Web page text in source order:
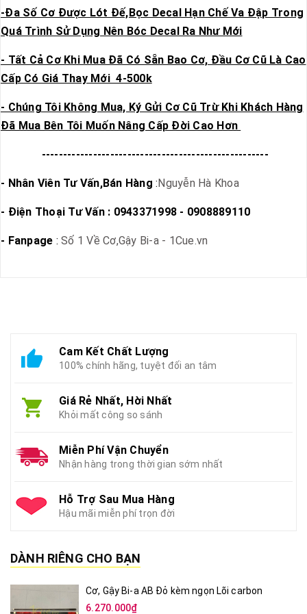
-Đa Số Cơ Được Lót Đế,Bọc Decal Hạn Chế Va Đập Trong
Quá Trình Sử Dụng Nên Bóc Decal Ra Như Mới
- Tất Cả Cơ Khi Mua Đã Có Sẵn Bao Cơ, Đầu Cơ Cũ Là Cao
Cấp Có Giá Thay Mới 4-500k
- Chúng Tôi Không Mua, Ký Gửi Cơ Cũ Trừ Khi Khách Hàng
Đã Mua Bên Tôi Muốn Nâng Cấp Đời Cao Hơn
-----------------------------------------------------
- Nhân Viên Tư Vấn,Bán Hàng :Nguyễn Hà Khoa
- Điện Thoại Tư Vấn : 0943371998 - 0908889110
- Fanpage : Số 1 Về Cơ,Gậy Bi-a - 1Cue.vn
Cam Kết Chất Lượng
100% chính hãng, tuyệt đối an tâm
Giá Rẻ Nhất, Hời Nhất
Khỏi mất công so sánh
Miễn Phí Vận Chuyển
Nhận hàng trong thời gian sớm nhất
Hỗ Trợ Sau Mua Hàng
Hậu mãi miễn phí trọn đời
DÀNH RIÊNG CHO BẠN
Cơ, Gậy Bi-a AB Đỏ kèm ngọn Lõi carbon
6.270.000₫